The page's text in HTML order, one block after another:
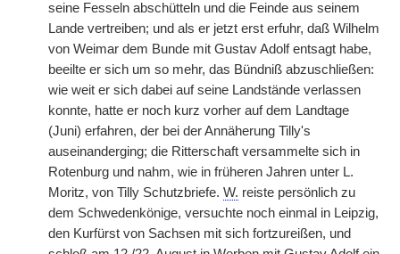
seine Fesseln abschütteln und die Feinde aus seinem
Lande vertreiben; und als er jetzt erst erfuhr, daß Wilhelm
von Weimar dem Bunde mit Gustav Adolf entsagt habe,
beeilte er sich um so mehr, das Bündniß abzuschließen:
wie weit er sich dabei auf seine Landstände verlassen
konnte, hatte er noch kurz vorher auf dem Landtage
(Juni) erfahren, der bei der Annäherung Tilly's
auseinanderging; die Ritterschaft versammelte sich in
Rotenburg und nahm, wie in früheren Jahren unter L.
Moritz, von Tilly Schutzbriefe. W. reiste persönlich zu
dem Schwedenkönige, versuchte noch einmal in Leipzig,
den Kurfürst von Sachsen mit sich fortzureißen, und